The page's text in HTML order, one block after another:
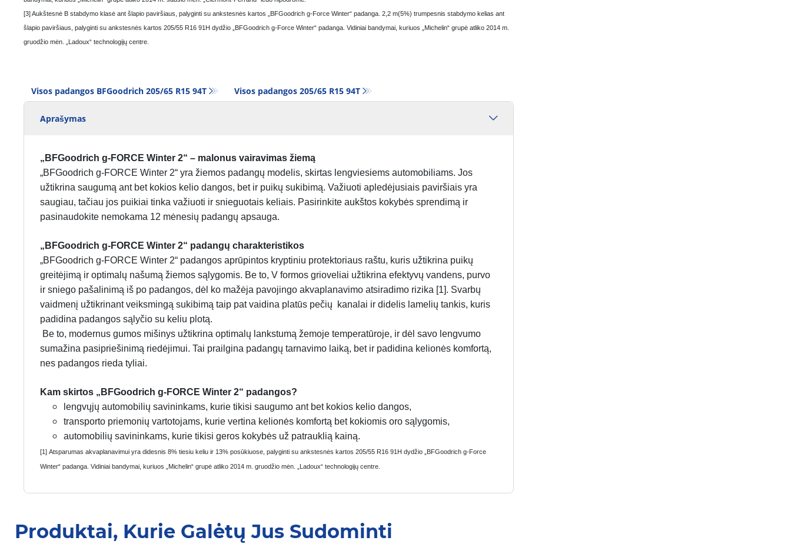
[3] Aukštesnė B stabdymo klasė ant šlapio paviršiaus, palyginti su ankstesnės kartos „BFGoodrich g-Force Winter“ padanga. 2,2 m(5%) trumpesnis stabdymo kelias ant
šlapio paviršiaus, palyginti su ankstesnės kartos 205/55 R16 91H dydžio „BFGoodrich g-Force Winter“ padanga. Vidiniai bandymai, kuriuos „Michelin“ grupė atliko 2014 m.
gruodžio mėn. „Ladoux“ technologijų centre.
Visos padangos BFGoodrich 205/65 R15 94T Visos padangos‎ 205/65 R15 94T
Aprašymas
„BFGoodrich g-FORCE Winter 2“ – malonus vairavimas žiemą
„BFGoodrich g-FORCE Winter 2“ yra žiemos padangų modelis, skirtas lengviesiems automobiliams. Jos
užtikrina saugumą ant bet kokios kelio dangos, bet ir puikų sukibimą. Važiuoti apledėjusiais paviršiais yra
saugiau, tačiau jos puikiai tinka važiuoti ir snieguotais keliais. Pasirinkite aukštos kokybės sprendimą ir
pasinaudokite nemokama 12 mėnesių padangų apsauga.
„BFGoodrich g-FORCE Winter 2“ padangų charakteristikos
„BFGoodrich g-FORCE Winter 2“ padangos aprūpintos kryptiniu protektoriaus raštu, kuris užtikrina puikų
greitėjimą ir optimalų našumą žiemos sąlygomis. Be to, V formos grioveliai užtikrina efektyvų vandens, purvo
ir sniego pašalinimą iš po padangos, dėl ko mažėja pavojingo akvaplanavimo atsiradimo rizika [1]. Svarbų
vaidmenį užtikrinant veiksmingą sukibimą taip pat vaidina platūs pečių kanalai ir didelis lamelių tankis, kuris
padidina padangos sąlyčio su keliu plotą.
Be to, modernus gumos mišinys užtikrina optimalų lankstumą žemoje temperatūroje, ir dėl savo lengvumo
sumažina pasipriešinimą riedėjimui. Tai prailgina padangų tarnavimo laiką, bet ir padidina kelionės komfortą,
nes padangos rieda tyliai.
Kam skirtos „BFGoodrich g-FORCE Winter 2“ padangos?
lengvųjų automobilių savininkams, kurie tikisi saugumo ant bet kokios kelio dangos,
transporto priemonių vartotojams, kurie vertina kelionės komfortą bet kokiomis oro sąlygomis,
automobilių savininkams, kurie tikisi geros kokybės už patrauklią kainą.
[1] Atsparumas akvaplanavimui yra didesnis 8% tiesiu keliu ir 13% posūkiuose, palyginti su ankstesnės kartos 205/55 R16 91H dydžio „BFGoodrich g-Force
Winter“ padanga. Vidiniai bandymai, kuriuos „Michelin“ grupė atliko 2014 m. gruodžio mėn. „Ladoux“ technologijų centre.
Produktai, Kurie Galėtų Jus Sudominti